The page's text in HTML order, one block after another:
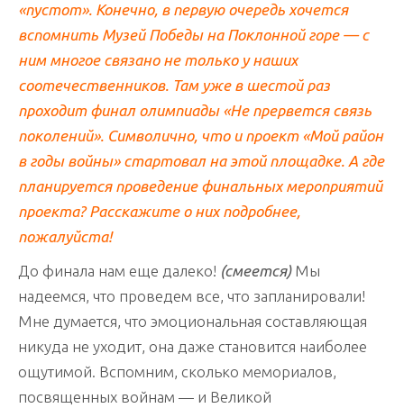
«пустот». Конечно, в первую очередь хочется
вспомнить Музей Победы на Поклонной горе — с
ним многое связано не только у наших
соотечественников. Там уже в шестой раз
проходит финал олимпиады «Не прервется связь
поколений». Символично, что и проект «Мой район
в годы войны» стартовал на этой площадке. А где
планируется проведение финальных мероприятий
проекта? Расскажите о них подробнее,
пожалуйста!
До финала нам еще далеко! (смеется)Мы
надеемся, что проведем все, что запланировали!
Мне думается, что эмоциональная составляющая
никуда не уходит, она даже становится наиболее
ощутимой. Вспомним, сколько мемориалов,
посвященных войнам — и Великой